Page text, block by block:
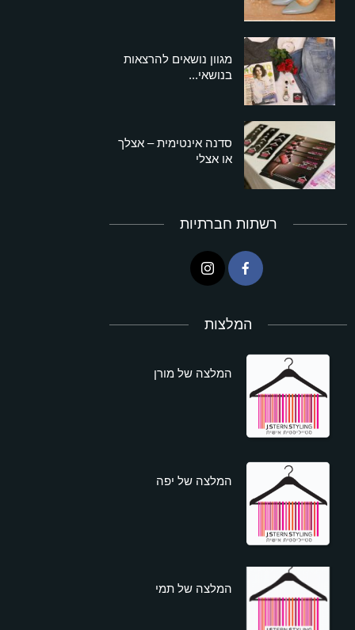
מגוון נושאים להרצאות
בנושאי...
סדנה אינטימית – אצלך
או אצלי
רשתות חברתיות
המלצות
המלצה של מורן
המלצה של יפה
המלצה של תמי